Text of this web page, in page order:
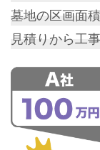
墓地の区画面積
見積りから工